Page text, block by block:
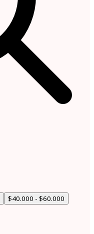
$40.000 - $60.000